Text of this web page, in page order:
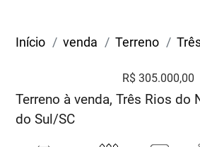
Início venda Terreno
R$ 305.000,00
Terreno à venda, Três Rios do
do Sul/SC